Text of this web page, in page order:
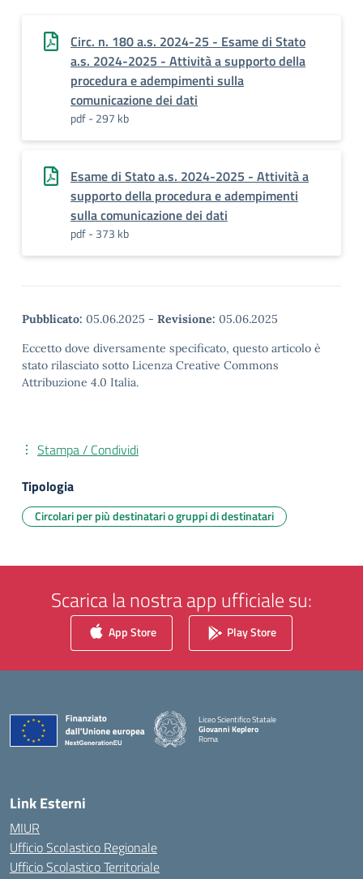
Circ. n. 180 a.s. 2024-25 - Esame di Stato
a.s. 2024-2025 - Attività a supporto della
procedura e adempimenti sulla
comunicazione dei dati
pdf - 297 kb
Esame di Stato a.s. 2024-2025 - Attività a
supporto della procedura e adempimenti
sulla comunicazione dei dati
pdf - 373 kb
Pubblicato: 05.06.2025 - Revisione: 05.06.2025
Eccetto dove diversamente specificato, questo articolo è
stato rilasciato sotto Licenza Creative Commons
Attribuzione 4.0 Italia.
Stampa / Condividi
Tipologia
Circolari per più destinatari o gruppi di destinatari
Scarica la nostra app ufficiale su:
App Store Play Store
Liceo Scientifico Statale
Giovanni Keplero
Roma
Link Esterni
MIUR
Ufficio Scolastico Regionale
Ufficio Scolastico Territoriale